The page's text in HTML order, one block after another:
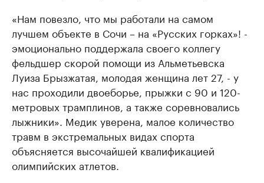
«Нам повезло, что мы работали на самом
лучшем объекте в Сочи – на «Русских горках»! -
эмоционально поддержала своего коллегу
фельдшер скорой помощи из Альметьевска
Луиза Брызжатая, молодая женщина лет 27, - у
нас проходили двоеборье, прыжки с 90 и 120-
метровых трамплинов, а также соревновались
лыжники». Медик уверена, малое количество
травм в экстремальных видах спорта
объясняется высочайшей квалификацией
олимпийских атлетов.